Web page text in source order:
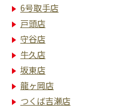
6号取手店
戸頭店
守谷店
牛久店
坂東店
龍ヶ岡店
つくば吉瀬店